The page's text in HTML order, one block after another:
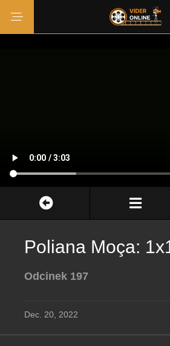
Poliana Moça:
Odcinek 197
Dec. 20, 2022